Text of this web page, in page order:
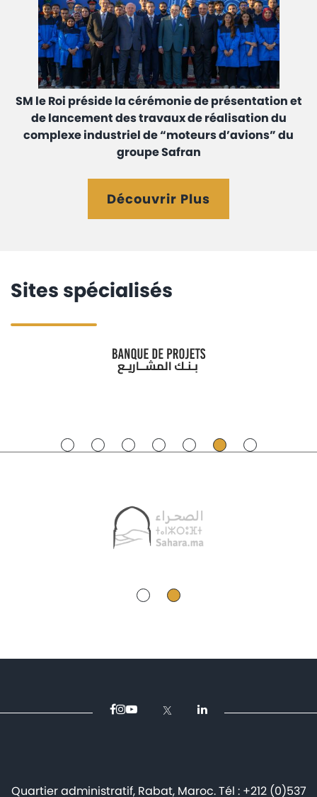
SM le Roi préside la cérémonie de présentation et
de lancement des travaux de réalisation du
complexe industriel de “moteurs d’avions” du
groupe Safran
Découvrir Plus
Sites spécialisés
Quartier administratif, Rabat, Maroc. Tél : +212 (0)537